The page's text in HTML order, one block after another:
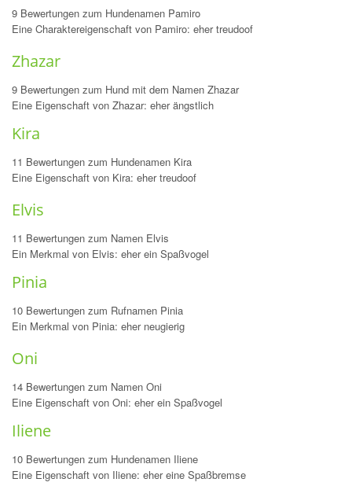
9 Bewertungen zum Hundenamen Pamiro
Eine Charaktereigenschaft von Pamiro: eher treudoof
Zhazar
9 Bewertungen zum Hund mit dem Namen Zhazar
Eine Eigenschaft von Zhazar: eher ängstlich
Kira
11 Bewertungen zum Hundenamen Kira
Eine Eigenschaft von Kira: eher treudoof
Elvis
11 Bewertungen zum Namen Elvis
Ein Merkmal von Elvis: eher ein Spaßvogel
Pinia
10 Bewertungen zum Rufnamen Pinia
Ein Merkmal von Pinia: eher neugierig
Oni
14 Bewertungen zum Namen Oni
Eine Eigenschaft von Oni: eher ein Spaßvogel
Iliene
10 Bewertungen zum Hundenamen Iliene
Eine Eigenschaft von Iliene: eher eine Spaßbremse